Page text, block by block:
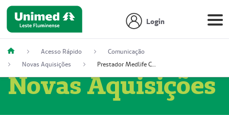
Login
Acesso Rápido
Comunicação
Novas Aquisições
Prestador Medlife Consultas e Diagnósticos (51004334-2)
Novas Aquisições